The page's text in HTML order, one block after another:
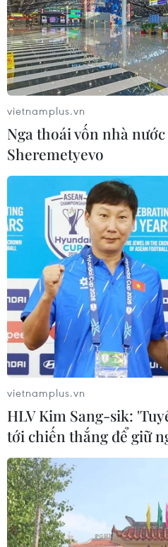
Lý giải việc chuyển
sang tài khoản giao
12/08/2025 12:01
Thông tin từ Cục Đường bộ
triệu xe sử dụng dịch vụ thu
tổng số ôtô cả nước. Nhưng
chưa chuyển sang tài khoản
vietnamplus.vn
Nga thoái vốn nhà
Sheremetyevo
vietnamplus.vn
HLV Kim Sang-sik:
tới chiến thắng để giữ